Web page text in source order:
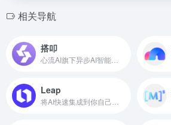
相关导航
搭叩
Leap